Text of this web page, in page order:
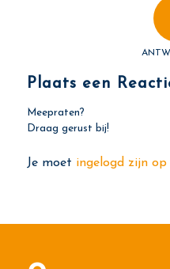
Plaats een
Meepraten?
Draag gerust bij!
Je moet ingelogd zijn op